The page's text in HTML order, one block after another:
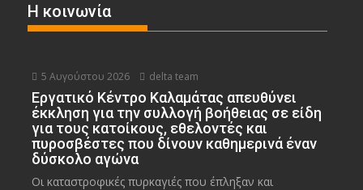
Η κοινωνία
5 Αυγούστου 2026 delta team
Εργατικό Κέντρο Καλαμάτας απευθύνει
έκκληση για την συλλογή βοήθειας σε είδη
για τους κατοίκους, εθελοντές και
πυροσβέστες που δίνουν καθημερινά έναν
δύσκολο αγώνα
Οι καταστροφικές πυρκαγιές που έπληξαν και